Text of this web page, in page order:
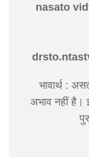
nasato
भावार्थ :
अभाव नहीं है।